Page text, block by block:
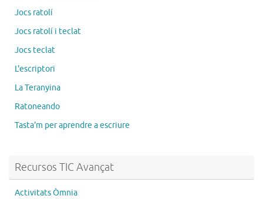
Jocs ratolí
Jocs ratolí i teclat
Jocs teclat
L'escriptori
La Teranyina
Ratoneando
Tasta'm per aprendre a escriure
Recursos TIC Avançat
Activitats Òmnia